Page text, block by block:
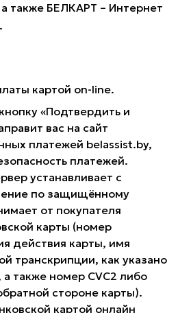
также БЕЛКАРТ – Интернет
картой on-line.
«Подтвердить и
вас на сайт
платежей belassist.by,
платежей.
устанавливает с
по защищённому
от покупателя
карты (номер
действия карты, имя
транскрипции, как указано
а также номер CVC2 либо
стороне карты).
картой онлайн